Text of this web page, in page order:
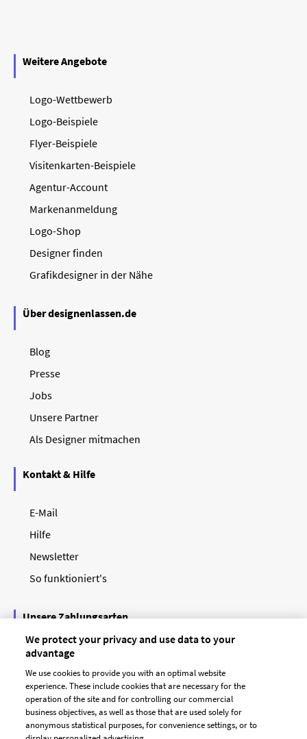
Weitere Angebote
Logo-Wettbewerb
Logo-Beispiele
Flyer-Beispiele
Visitenkarten-Beispiele
Agentur-Account
Markenanmeldung
Logo-Shop
Designer finden
Grafikdesigner in der Nähe
Über designenlassen.de
Blog
Presse
Jobs
Unsere Partner
Als Designer mitmachen
Kontakt & Hilfe
E-Mail
Hilfe
Newsletter
So funktioniert's
Unsere Zahlungsarten
We protect your privacy and use data to your
advantage
We use cookies to provide you with an optimal website
experience. These include cookies that are necessary for the
operation of the site and for controlling our commercial
business objectives, as well as those that are used solely for
anonymous statistical purposes, for convenience settings, or to